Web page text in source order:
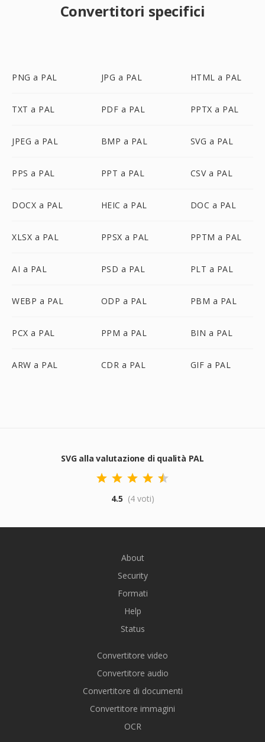
Convertitori specifici
PNG a PAL JPG a PAL HTML a PAL
TXT a PAL PDF a PAL PPTX a PAL
JPEG a PAL BMP a PAL SVG a PAL
PPS a PAL PPT a PAL CSV a PAL
DOCX a PAL HEIC a PAL DOC a PAL
XLSX a PAL PPSX a PAL PPTM a PAL
AI a PAL PSD a PAL PLT a PAL
WEBP a PAL ODP a PAL PBM a PAL
PCX a PAL PPM a PAL BIN a PAL
ARW a PAL CDR a PAL GIF a PAL
SVG alla valutazione di qualità PAL
4.5 (4 voti)
About
Security
Formati
Help
Status
Convertitore video
Convertitore audio
Convertitore di documenti
Convertitore immagini
OCR